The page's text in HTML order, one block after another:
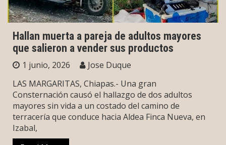
Hallan muerta a pareja de adultos mayores
que salieron a vender sus productos
1 junio, 2026
Jose Duque
LAS MARGARITAS, Chiapas.- Una gran
Consternación causó el hallazgo de dos adultos
mayores sin vida a un costado del camino de
terracería que conduce hacia Aldea Finca Nueva, en
Izabal,